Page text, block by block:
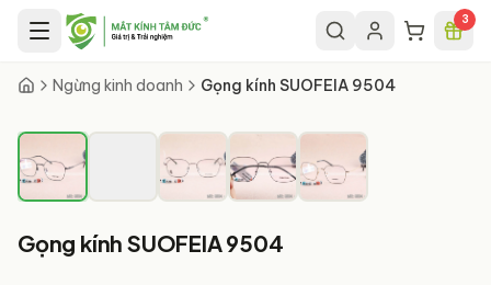
Chuyển đến nội dung chính 3
Ngừng kinh doanh Gọng kính SUOFEIA 9504
Gọng kính SUOFEIA 9504